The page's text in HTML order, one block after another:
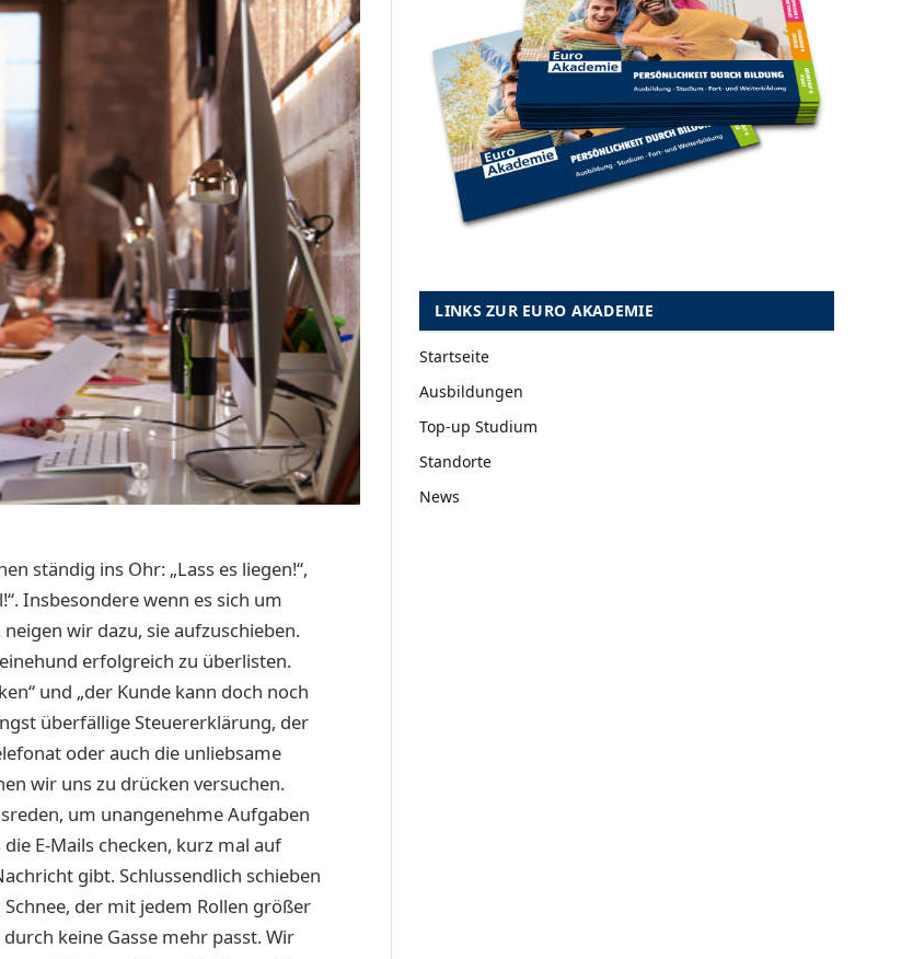
ständig ins Ohr: „Lass es liegen!“,
Insbesondere wenn es sich um
wir dazu, sie aufzuschieben.
erfolgreich zu überlisten.
und „der Kunde kann doch noch
überfällige Steuererklärung, der
oder auch die unliebsame
wir uns zu drücken versuchen.
um unangenehme Aufgaben
E-Mails checken, kurz mal auf
gibt. Schlussendlich schieben
der mit jedem Rollen größer
keine Gasse mehr passt. Wir
LINKS ZUR EURO AKADEMIE
Startseite
Ausbildungen
Top-up Studium
Standorte
News